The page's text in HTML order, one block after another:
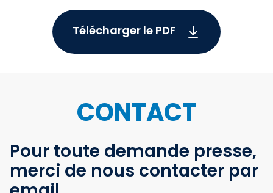
Télécharger le PDF
CONTACT
Pour toute demande presse,
merci de nous contacter par